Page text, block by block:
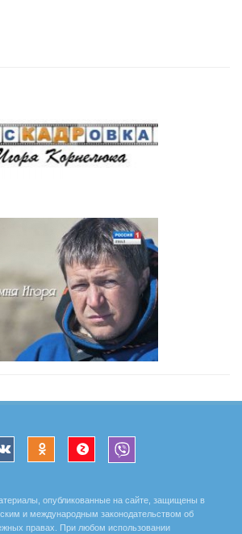
опубликованные на сайте, защищены в
и международным законодательством об
правах. При любом использовании